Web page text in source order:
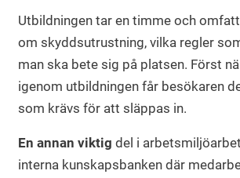
Utbildningen tar en timme och
om skyddsutrustning, vilka regler
man ska bete sig på platsen. Först
igenom utbildningen får besökaren
som krävs för att släppas in.
En annan viktig del i
interna kunskapsbanken där